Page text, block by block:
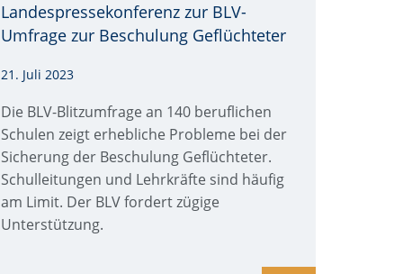
Landespressekonferenz zur BLV-
Umfrage zur Beschulung Geflüchteter
21. Juli 2023
Die BLV-Blitzumfrage an 140 beruflichen
Schulen zeigt erhebliche Probleme bei der
Sicherung der Beschulung Geflüchteter.
Schulleitungen und Lehrkräfte sind häufig
am Limit. Der BLV fordert zügige
Unterstützung.